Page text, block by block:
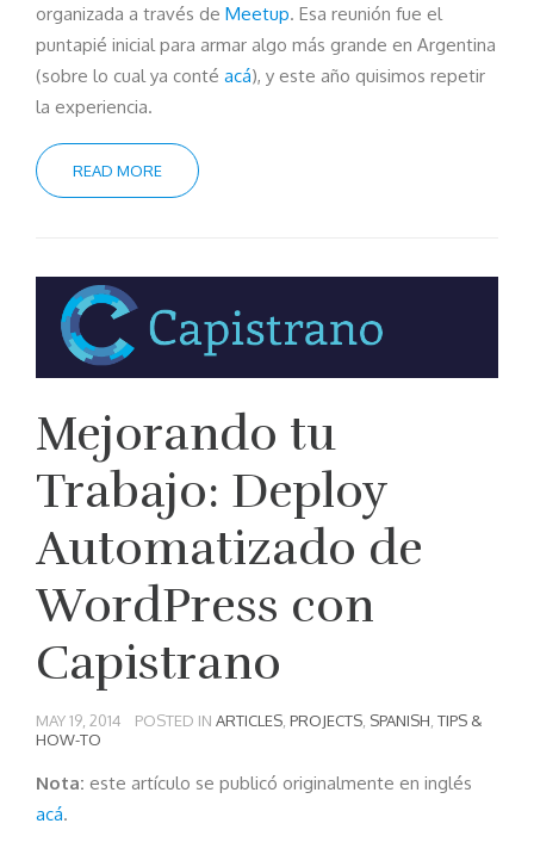
organizada a través de Meetup. Esa reunión fue el
puntapié inicial para armar algo más grande en Argentina
(sobre lo cual ya conté acá), y este año quisimos repetir
la experiencia.
READ MORE
Mejorando tu
Trabajo: Deploy
Automatizado de
WordPress con
Capistrano
MAY 19, 2014 POSTED IN ARTICLES, PROJECTS, SPANISH TIPS &
HOW-TO
Nota: este artículo se publicó originalmente en inglés
acá.